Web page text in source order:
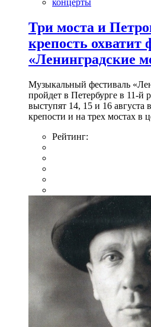
Три моста и
крепость охватит
«Ленинградские
Музыкальный фестиваль
пройдет в Петербурге в 11-й
выступят 14, 15 и 16 августа
крепости и на трех мостах в
Рейтинг: